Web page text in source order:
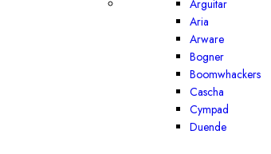
Arguitar
Aria
Arware
Bogner
Boomwhackers
Cascha
Cympad
Duende